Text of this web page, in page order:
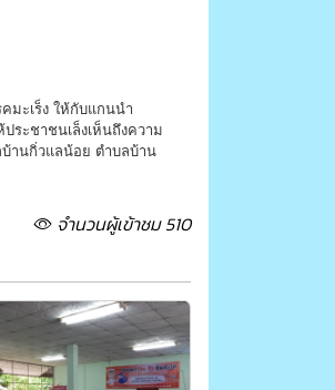
ะเร็ง ให้กับแกนนำ
ระชาชนเล็งเห็นถึงความ
บ้านกิ่วแลน้อย ตำบลบ้าน
จำนวนผู้เข้าชม 510